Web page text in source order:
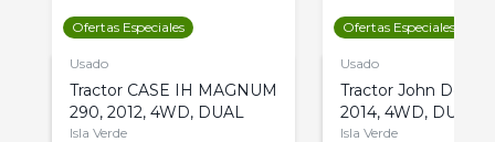
Ofertas Especiales
Usado
Tractor CASE IH MAGNUM
290, 2012, 4WD, DUAL
Isla Verde
Ofertas Especiales
Usado
Tractor John Deere
2014, 4WD, DUAL
Isla Verde